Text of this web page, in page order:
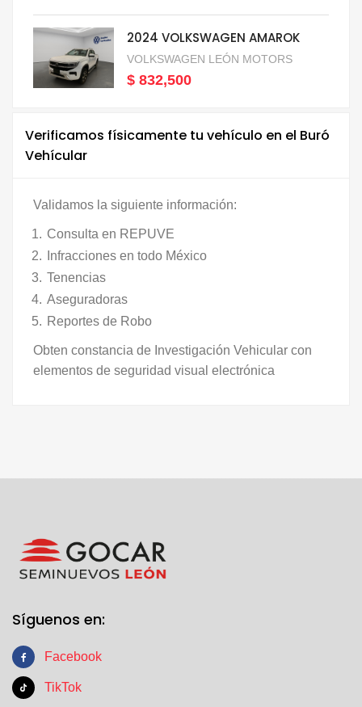
2024 VOLKSWAGEN AMAROK
VOLKSWAGEN LEÓN MOTORS
$ 832,500
Verificamos físicamente tu vehículo en el Buró
Vehícular
Validamos la siguiente información:
Consulta en REPUVE
Infracciones en todo México
Tenencias
Aseguradoras
Reportes de Robo
Obten constancia de Investigación Vehicular con
elementos de seguridad visual electrónica
Síguenos en:
Facebook
TikTok